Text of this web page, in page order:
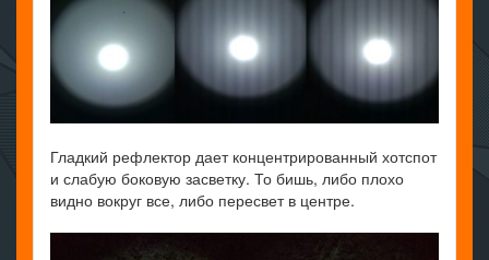
Гладкий рефлектор дает концентрированный хотспот
и слабую боковую засветку. То бишь, либо плохо
видно вокруг все, либо пересвет в центре.